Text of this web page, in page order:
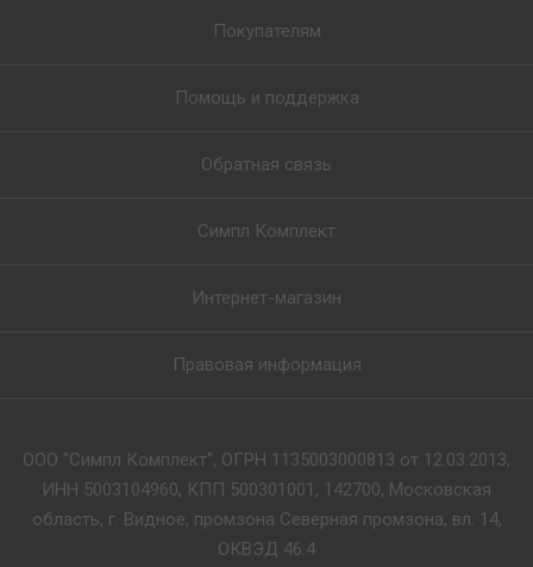
Покупателям
Помощь и поддержка
Обратная связь
Симпл Комплект
Интернет-магазин
Правовая информация
ООО "Симпл Комплект", ОГРН 1135003000813 от 12.03.2013,
ИНН 5003104960, КПП 500301001, 142700, Московская
область, г. Видное, промзона Северная промзона, вл. 14,
ОКВЭД 46.4